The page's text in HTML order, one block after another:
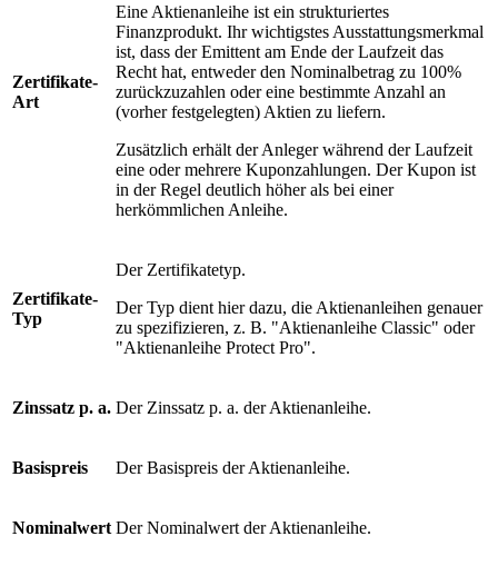
Zertifikate-
Art
Eine Aktienanleihe ist ein strukturiertes
Finanzprodukt. Ihr wichtigstes Ausstattungsmerkmal
ist, dass der Emittent am Ende der Laufzeit das
Recht hat, entweder den Nominalbetrag zu 100%
zurückzuzahlen oder eine bestimmte Anzahl an
(vorher festgelegten) Aktien zu liefern.
Zusätzlich erhält der Anleger während der Laufzeit
eine oder mehrere Kuponzahlungen. Der Kupon ist
in der Regel deutlich höher als bei einer
herkömmlichen Anleihe.
Zertifikate-
Typ
Der Zertifikatetyp.
Der Typ dient hier dazu, die Aktienanleihen genauer
zu spezifizieren, z. B. "Aktienanleihe Classic" oder
"Aktienanleihe Protect Pro".
Zinssatz p. a. Der Zinssatz p. a. der Aktienanleihe.
Basispreis Der Basispreis der Aktienanleihe.
Nominalwert Der Nominalwert der Aktienanleihe.